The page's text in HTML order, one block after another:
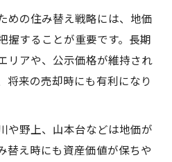
めの住み替え戦略には、地価
握することが重要です。長期
リアや、公示価格が維持され
将来の売却時にも有利になり
や野上、山本台などは地価が
替え時にも資産価値が保ちや